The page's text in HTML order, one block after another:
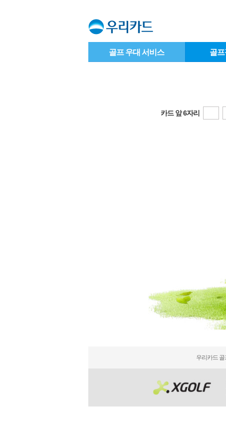
골프 우대 서비스 골
카드 앞 6자리
우리카드